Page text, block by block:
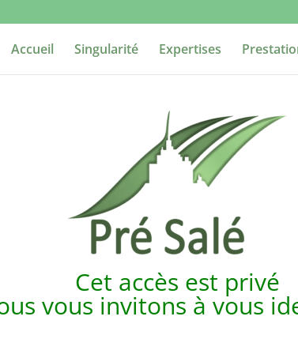
Accueil Singularité Expertises
Cet accès est privé
vous invitons à vous